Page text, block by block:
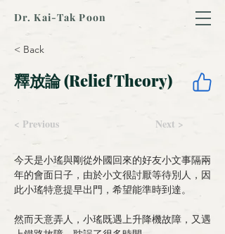
Dr. Kai-Tak Poon
< Back
釋放論 (Relief Theory)
< Previous Next >
今天是小瑤與剛從外國回來的好友小文事隔兩
年的會面日子，由於小文很討厭等待別人，因
此小瑤特意提早出門，希望能準時到達。
然而天意弄人，小瑤既遇上升降機故障，又遇